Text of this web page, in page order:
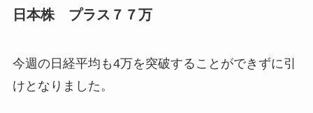
日本株 プラス７７万
今週の日経平均も4万を突破することができずに引
けとなりました。